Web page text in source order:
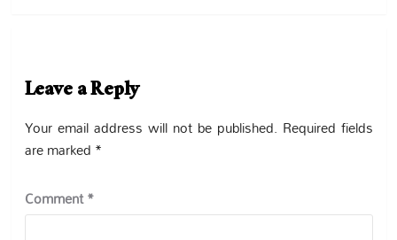
Leave a Reply
Your email address will not be published. Required fields
are marked *
Comment*